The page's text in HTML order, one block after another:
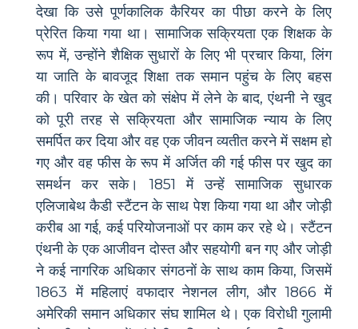
देखा कि उसे पूर्णकालिक कैरियर का पीछा करने के लिए
प्रेरित किया गया था। सामाजिक सक्रियता एक शिक्षक के
रूप में, उन्होंने शैक्षिक सुधारों के लिए भी प्रचार किया, लिंग
या जाति के बावजूद शिक्षा तक समान पहुंच के लिए बहस
की। परिवार के खेत को संक्षेप में लेने के बाद, एंथनी ने खुद
को पूरी तरह से सक्रियता और सामाजिक न्याय के लिए
समर्पित कर दिया और वह एक जीवन व्यतीत करने में सक्षम हो
गए और वह फीस के रूप में अर्जित की गई फीस पर खुद का
समर्थन कर सके। 1851 में उन्हें सामाजिक सुधारक
एलिजाबेथ कैडी स्टैंटन के साथ पेश किया गया था और जोड़ी
करीब आ गई, कई परियोजनाओं पर काम कर रहे थे। स्टैंटन
एंथनी के एक आजीवन दोस्त और सहयोगी बन गए और जोड़ी
ने कई नागरिक अधिकार संगठनों के साथ काम किया, जिसमें
1863 में महिलाएं वफादार नेशनल लीग, और 1866 में
अमेरिकी समान अधिकार संघ शामिल थे। एक विरोधी गुलामी